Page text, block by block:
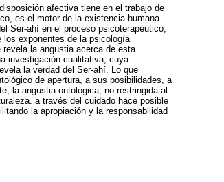
afectiva tiene en el trabajo de
es el motor de la existencia humana.
Ser-ahí en el proceso psicoterapéutico,
los exponentes de la psicología
la angustia acerca de esta
investigación cualitativa, cuya
la verdad del Ser-ahí. Lo que
de apertura, a sus posibilidades, a
la angustia ontológica, no restringida al
a través del cuidado hace posible
la apropiación y la responsabilidad